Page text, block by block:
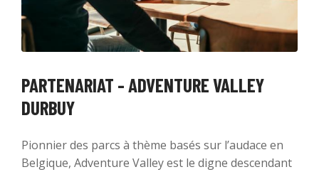
PARTENARIAT - ADVENTURE VALLEY
DURBUY
Pionnier des parcs à thème basés sur l’audace en
Belgique, Adventure Valley est le digne descendant